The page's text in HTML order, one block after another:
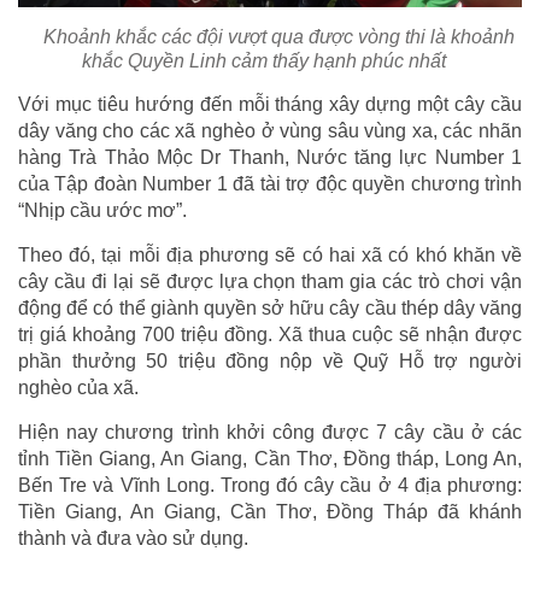
Khoảnh khắc các đội vượt qua được vòng thi là khoảnh
khắc Quyền Linh cảm thấy hạnh phúc nhất
Với mục tiêu hướng đến mỗi tháng xây dựng một cây cầu
dây văng cho các xã nghèo ở vùng sâu vùng xa, các nhãn
hàng Trà Thảo Mộc Dr Thanh, Nước tăng lực Number 1
của Tập đoàn Number 1 đã tài trợ độc quyền chương trình
“Nhịp cầu ước mơ”.
Theo đó, tại mỗi địa phương sẽ có hai xã có khó khăn về
cây cầu đi lại sẽ được lựa chọn tham gia các trò chơi vận
động để có thể giành quyền sở hữu cây cầu thép dây văng
trị giá khoảng 700 triệu đồng. Xã thua cuộc sẽ nhận được
phần thưởng 50 triệu đồng nộp về Quỹ Hỗ trợ người
nghèo của xã.
Hiện nay chương trình khởi công được 7 cây cầu ở các
tỉnh Tiền Giang, An Giang, Cần Thơ, Đồng tháp, Long An,
Bến Tre và Vĩnh Long. Trong đó cây cầu ở 4 địa phương:
Tiền Giang, An Giang, Cần Thơ, Đồng Tháp đã khánh
thành và đưa vào sử dụng.